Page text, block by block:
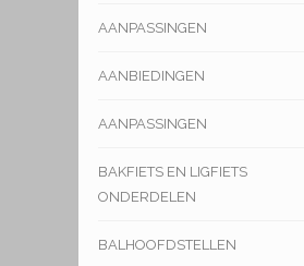
AANPASSINGEN
AANBIEDINGEN
AANPASSINGEN
BAKFIETS EN LIGFIETS
ONDERDELEN
BALHOOFDSTELLEN